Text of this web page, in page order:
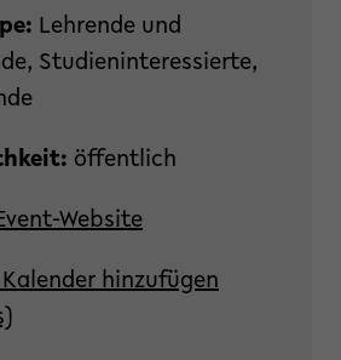
Lehrende und
Studieninteressierte,
öffentlich
Website
hinzufügen